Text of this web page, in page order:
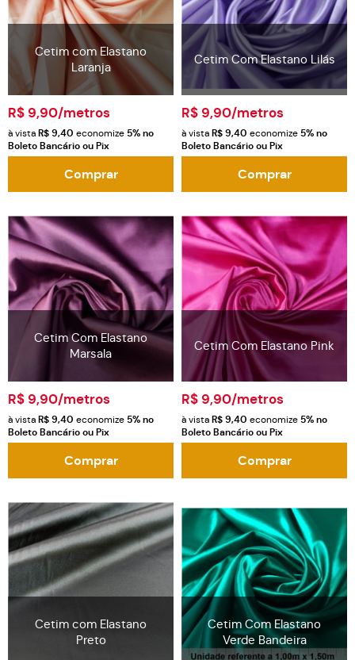
Cetim com Elastano
Laranja
R$ 9,90/metros
à vista R$ 9,40 economize 5%no
Boleto Bancário ou Pix
Comprar
Cetim Com Elastano Lilás
R$ 9,90/metros
à vista R$ 9,40 economize 5%no
Boleto Bancário ou Pix
Comprar
Cetim Com Elastano
Marsala
R$ 9,90/metros
à vista R$ 9,40 economize 5%no
Boleto Bancário ou Pix
Comprar
Cetim Com Elastano Pink
R$ 9,90/metros
à vista R$ 9,40 economize 5%no
Boleto Bancário ou Pix
Comprar
Cetim com Elastano
Preto
Cetim Com Elastano
Verde Bandeira